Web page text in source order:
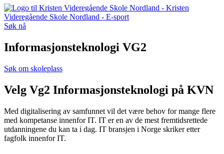
Søk nå
Informasjonsteknologi VG2
Søk om skoleplass
Velg Vg2 Informasjonsteknologi på KVN
Med digitalisering av samfunnet vil det være behov for mange flere
med kompetanse innenfor IT. IT er en av de mest fremtidsrettede
utdanningene du kan ta i dag. IT bransjen i Norge skriker etter
fagfolk innenfor IT.